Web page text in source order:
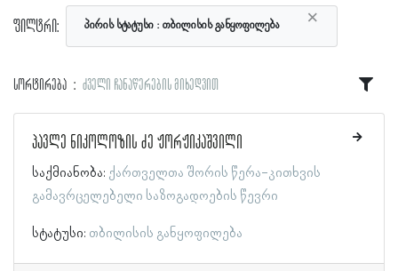
ფილტრი: ×
პირის სტატუსი თბილისის განყოფილება
სორტირება ძველი ჩანაწერების მიხედვით
პავლე ნიკოლოზის ძე ჟორჟიკაშვილი
საქმიანობა: ქართველთა შორის წერა-კითხვის
გამავრცელებელი საზოგადოების წევრი
სტატუსი: თბილისის განყოფილება